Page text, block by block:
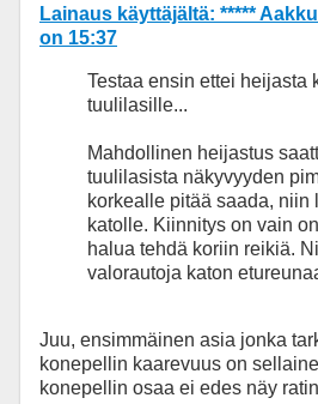
Lainaus käyttäjältä: *****
on 15:37
Testaa ensin ettei heijasta
tuulilasille...
Mahdollinen heijastus
tuulilasista näkyvyyden
korkealle pitää saada, niin
katolle. Kiinnitys on vain
halua tehdä koriin reikiä.
valorautoja katon
Juu, ensimmäinen asia jonka
konepellin kaarevuus on
konepellin osaa ei edes näy